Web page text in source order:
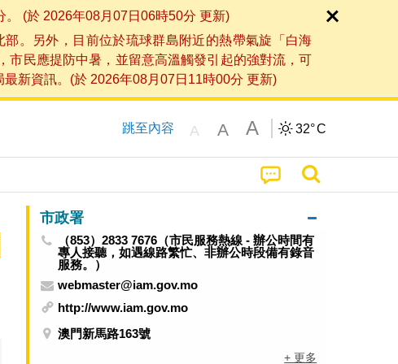
(於 2026年08月07日06時50分 更新)
。另外，目前位於琉球群島附近的熱帶氣旋「白海
市民應提防中暑，並留意高溫觸發引起的強對流，可
新資訊。(於 2026年08月07日11時00分 更新)
跳至內容 A A A 32°C
市政署
（853）2833 7676（市民服務熱線 - 辦公時間有
專人接聽，如遇線路繁忙、非辦公時段備有錄音
服務。）
webmaster@iam.gov.mo
http://www.iam.gov.mo
澳門新馬路163號
+ 更多